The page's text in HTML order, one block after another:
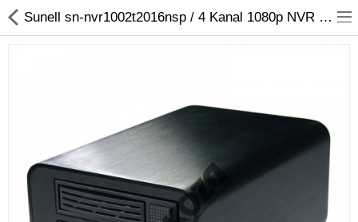
Kameralar
Kayıt Cihazları
Mobil Ürünler
Sunell sn-nvr1002t2016nsp / 4 Kanal 1080p NVR IP Kayıt Cihazı